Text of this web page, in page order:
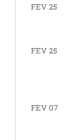
FEV 25
FEV 25
FEV 07